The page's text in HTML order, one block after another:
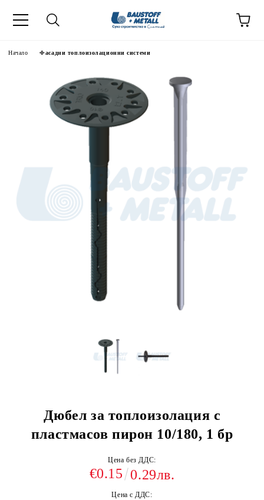
Начало Фасадни топлоизолационни системи
Дюбел за топлоизолация с
пластмасов пирон 10/180, 1 бр
Цена без ДДС:
€0.15 0.29лв.
Цена с ДДС: